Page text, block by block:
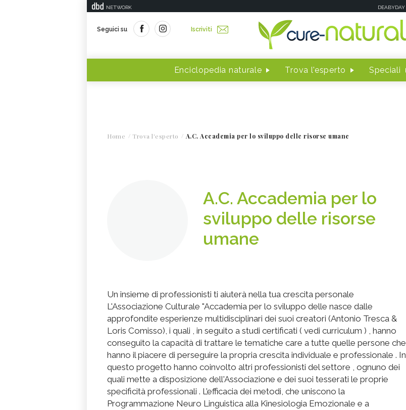
NETWORK DEABYDAY
Seguici su Iscriviti
Enciclopedia naturale Trova l'esperto Speciali
Home Trova l'esperto A.C. Accademia per lo sviluppo delle risorse umane
A.C. Accademia per lo
sviluppo delle risorse
umane
Un insieme di professionisti ti aiuterà nella tua crescita personale
L'Associazione Culturale "Accademia per lo sviluppo delle nasce dalle
approfondite esperienze multidisciplinari dei suoi creatori (Antonio Tresca &
Loris Comisso), i quali , in seguito a studi certificati ( vedi curriculum ) , hanno
conseguito la capacità di trattare le tematiche care a tutte quelle persone che
hanno il piacere di perseguire la propria crescita individuale e professionale . In
questo progetto hanno coinvolto altri professionisti del settore , ognuno dei
quali mette a disposizione dell'Associazione e dei suoi tesserati le proprie
specificità professionali . L’efficacia dei metodi, che uniscono la
Programmazione Neuro Linguistica alla Kinesiologia Emozionale e a